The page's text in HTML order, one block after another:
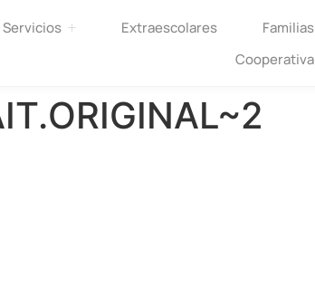
Servicios Extraescolares
Familias
Cooperativa